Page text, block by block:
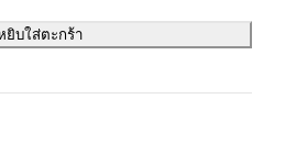
ยิบใส่ตะกร้า